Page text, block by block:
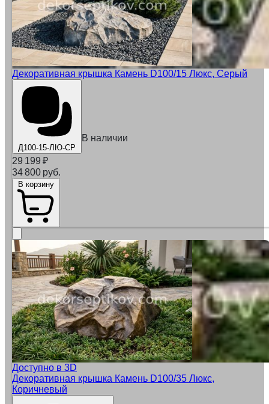
Декоративная крышка Камень D100/15 Люкс, Серый
Д100-15-ЛЮ-СР
В наличии
29 199 ₽
34 800 руб.
Доступно в 3D
Декоративная крышка Камень D100/35 Люкс,
Коричневый